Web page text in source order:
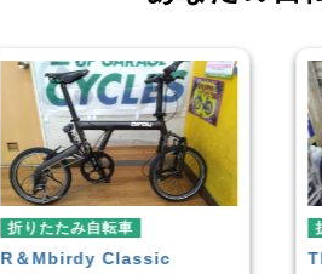
折りたたみ自転車
TERNVERGE N8